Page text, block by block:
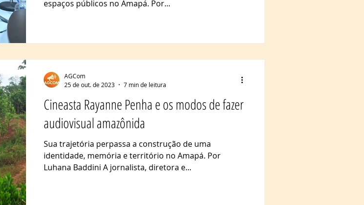
espaços públicos no Amapá. Por...
Cineasta Rayanne Penha e os modos de fazer
audiovisual amazônida
Sua trajetória perpassa a construção de uma
identidade, memória e território no Amapá. Por
Luhana Baddini A jornalista, diretora e...
AGCom
25 de out. de 2023
7 min de leitura